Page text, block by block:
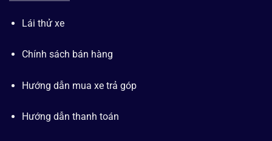
Lái thử xe
Chính sách bán hàng
Hướng dẫn mua xe trả góp
Hướng dẫn thanh toán